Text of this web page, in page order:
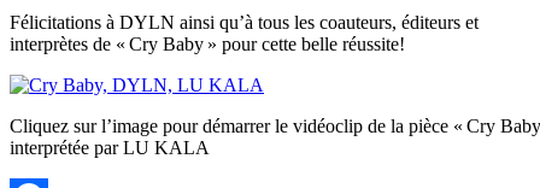
Félicitations à DYLN ainsi qu’à tous les coauteurs, éditeurs et
interprètes de « Cry Baby » pour cette belle réussite!
Cliquez sur l’image pour démarrer le vidéoclip de la pièce « Cry
interprétée par LU KALA